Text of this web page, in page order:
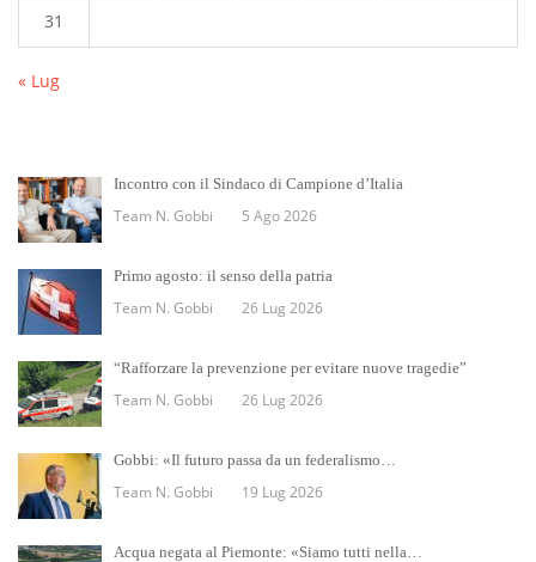
31
« Lug
Incontro con il Sindaco di Campione d’Italia
Team N. Gobbi 5 Ago 2026
Primo agosto: il senso della patria
Team N. Gobbi 26 Lug 2026
“Rafforzare la prevenzione per evitare nuove tragedie”
Team N. Gobbi 26 Lug 2026
Gobbi: «Il futuro passa da un federalismo…
Team N. Gobbi 19 Lug 2026
Acqua negata al Piemonte: «Siamo tutti nella…